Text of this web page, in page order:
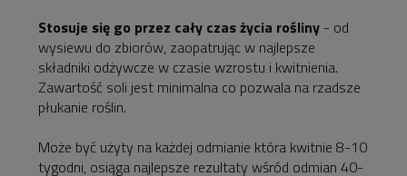
Stosuje się go przez cały czas życia rośliny - od
wysiewu do zbiorów, zaopatrując w najlepsze
składniki odżywcze w czasie wzrostu i kwitnienia.
Zawartość soli jest minimalna co pozwala na rzadsze
płukanie roślin.
Może być użyty na każdej odmianie która kwitnie 8-10
tygodni, osiąga najlepsze rezultaty wśród odmian 40-